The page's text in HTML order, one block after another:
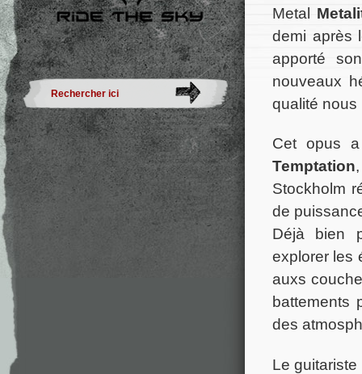
Metal
demi après
apporté
nouveaux
qualité
Cet opus
Temptation
Stockholm
de
Déjà bien
explorer les
auxs
battements
des
Le